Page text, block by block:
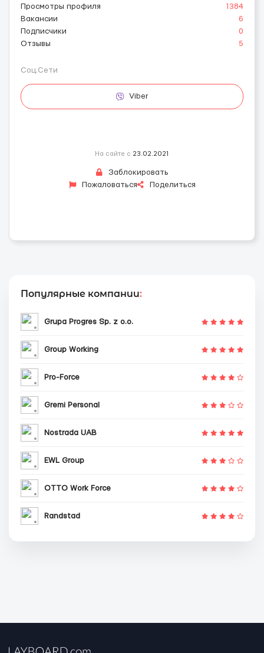
Просмотры профиля
1384
Вакансии
6
Подписчики
0
Отзывы
5
Соц.Сети
Viber
На сайте с 23.02.2021
Заблокировать
Пожаловаться
Поделиться
Популярные компании:
Grupa Progres Sp. z o.o.
Group Working
Pro-Force
Gremi Personal
Nostrada UAB
EWL Group
OTTO Work Force
Randstad